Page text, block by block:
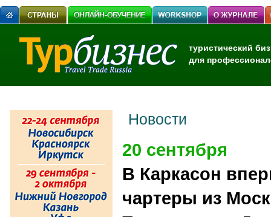
туристический
для
Новости
20 сентября
В Каркасон
чартеры из